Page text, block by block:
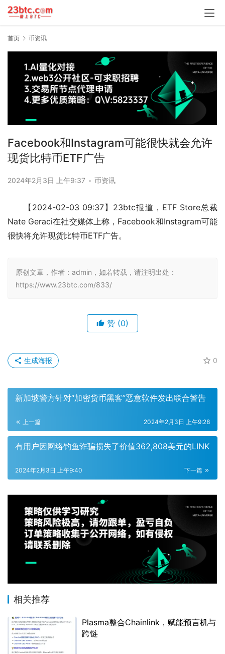
首页 币资讯
Facebook和Instagram可能很快就会允许
现货比特币ETF广告
2024年2月3日 上午9:37 • 币资讯
【2024-02-03 09:37】23btc报道，ETF Store总裁
Nate Geraci在社交媒体上称，Facebook和Instagram可能
很快将允许现货比特币ETF广告。
原创文章，作者：admin，如若转载，请注明出处：
https://www.23btc.com/833/
赞 (0)
0
生成海报
新加坡警方针对“加密货币黑客”恶意软件发出联合警告
上一篇 2024年2月3日 上午9:28
有用户因网络钓鱼诈骗损失了价值362,808美元的LINK
下一篇
2024年2月3日 上午9:40
相关推荐
Plasma整合Chainlink，赋能预言机与
跨链